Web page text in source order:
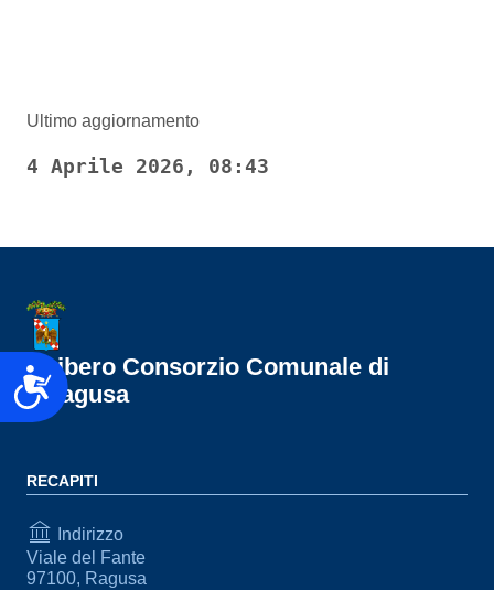
Accessibilità
Ultimo aggiornamento
4 Aprile 2026, 08:43
Libero Consorzio Comunale di
Ragusa
RECAPITI
Indirizzo
Viale del Fante
97100, Ragusa